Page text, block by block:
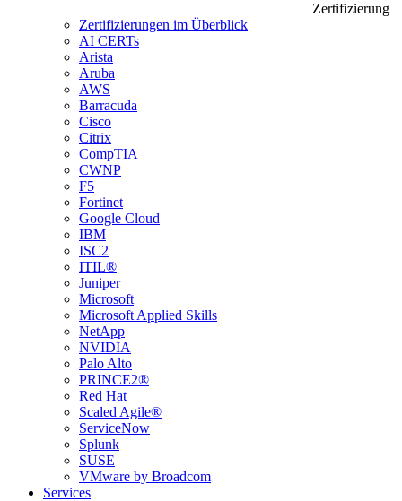
Zertifizierung
Zertifizierungen im Überblick
AI CERTs
Arista
Aruba
AWS
Barracuda
Cisco
Citrix
CompTIA
CWNP
F5
Fortinet
Google Cloud
IBM
ISC2
ITIL®
Juniper
Microsoft
Microsoft Applied Skills
NetApp
NVIDIA
Palo Alto
PRINCE2®
Red Hat
Scaled Agile®
ServiceNow
Splunk
SUSE
VMware by Broadcom
Services